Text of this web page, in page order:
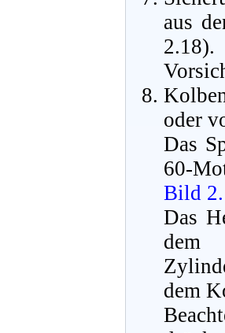
aus
2.18).
oder
Das
60-
Bild
Das
dem
dem